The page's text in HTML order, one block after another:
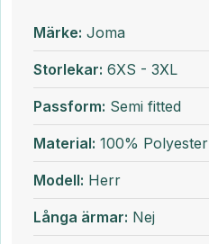
Märke: Joma
Storlekar: 6XS - 3XL
Passform: Semi fitted
Material: 100% Polyester
Modell: Herr
Långa ärmar: Nej